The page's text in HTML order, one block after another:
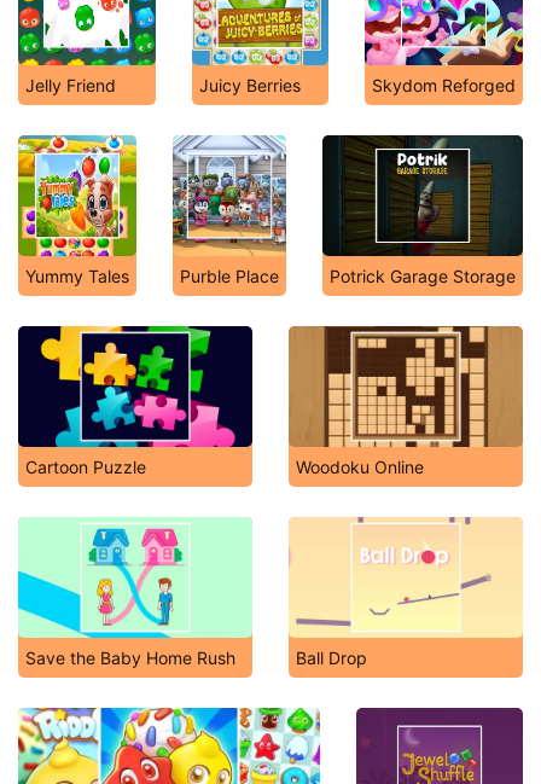
Jelly Friend Juicy Berries Skydom Reforged
Yummy Tales Purble Place Potrick Garage Storage
Cartoon Puzzle Woodoku Online
Save the Baby Home Rush Ball Drop